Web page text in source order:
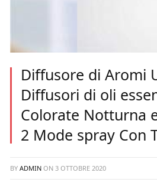
Diffusore di Aromi
Diffusori di oli
Colorate Notturna
2 Mode spray Con
BY ADMIN ON 3 OTTOBRE 2020